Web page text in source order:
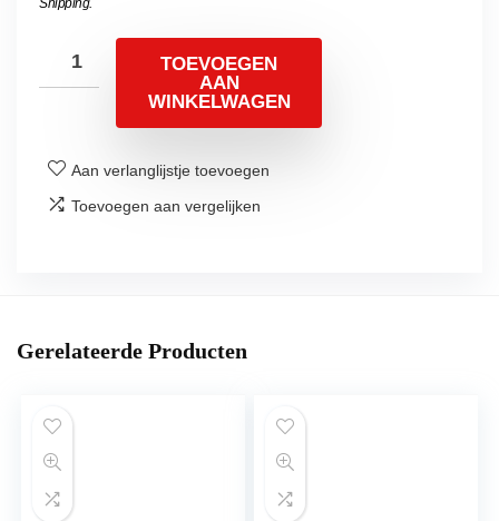
Shipping.
TOEVOEGEN
AAN
WINKELWAGEN
Aan verlanglijstje toevoegen
Toevoegen aan vergelijken
Gerelateerde Producten